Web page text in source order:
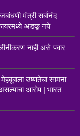
मंत्री सर्बानंद
फायरमध्ये अडकू नये
नाही असे पवार
उष्णतेचा सामना
असल्याचा आरोप | भारत